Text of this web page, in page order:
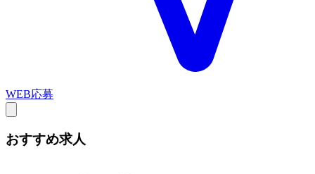
WEB応募
おすすめ求人